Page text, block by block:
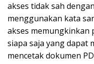
akses tidak sah
menggunakan kata
akses memungkinkan
siapa saja yang dapat
mencetak dokumen